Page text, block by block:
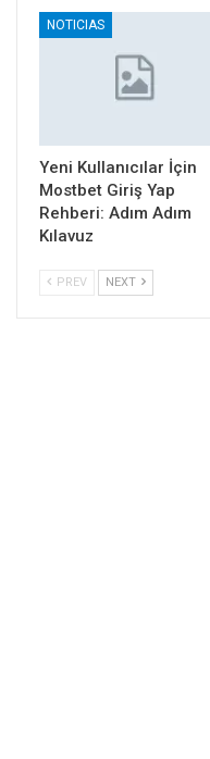
NOTICIAS
Yeni Kullanıcılar İçin
Mostbet Giriş Yap
Rehberi: Adım Adım
Kılavuz
PREV NEXT